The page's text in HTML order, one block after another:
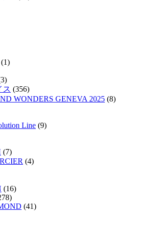
(1)
ス (356)
WONDERS GENEVA 2025 (8)
Line (9)
(7)
(4)
(16)
(41)